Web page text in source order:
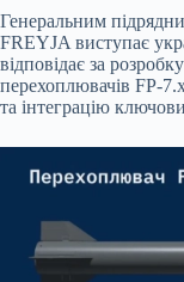
Генеральним
FREYJA виступає
відповідає за
перехоплювачів FP-
та інтеграцію